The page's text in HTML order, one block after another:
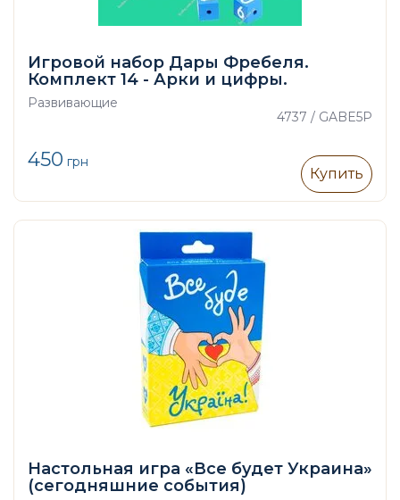
Игровой набор Дары Фребеля.
Комплект 14 - Арки и цифры.
Развивающие
4737 / GABE5P
450 грн
Купить
Настольная игра «Все будет Украина»
(сегодняшние события)